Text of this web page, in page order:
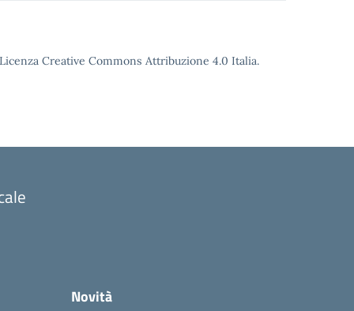
Creative Commons Attribuzione 4.0 Italia.
Novità